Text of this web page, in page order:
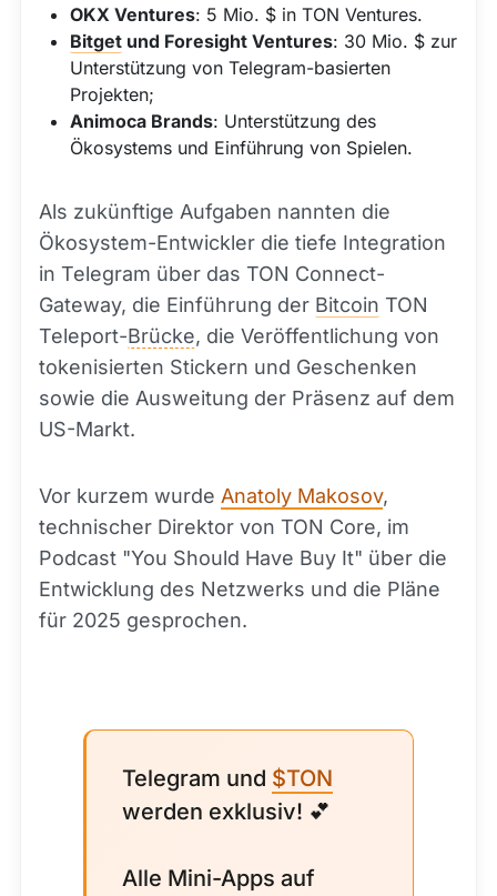
OKX Ventures: 5 Mio. $ in TON Ventures.
Bitget und Foresight Ventures: 30 Mio. $ zur
Unterstützung von Telegram-basierten
Projekten;
Animoca Brands: Unterstützung des
Ökosystems und Einführung von Spielen.
Als zukünftige Aufgaben nannten die
Ökosystem-Entwickler die tiefe Integration
in Telegram über das TON Connect-
Gateway, die Einführung der Bitcoin TON
Teleport-Brücke, die Veröffentlichung von
tokenisierten Stickern und Geschenken
sowie die Ausweitung der Präsenz auf dem
US-Markt.
Vor kurzem wurde Anatoly Makosov,
technischer Direktor von TON Core, im
Podcast "You Should Have Buy It" über die
Entwicklung des Netzwerks und die Pläne
für 2025 gesprochen.
Telegram und $TON
werden exklusiv! 💕
Alle Mini-Apps auf